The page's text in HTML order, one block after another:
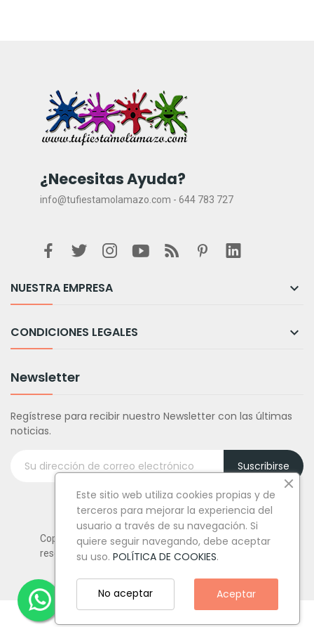
¿Necesitas Ayuda?
info@tufiestamolamazo.com - 644 783 727
NUESTRA EMPRESA 
CONDICIONES LEGALES 
Newsletter
Regístrese para recibir nuestro Newsletter con las últimas
noticias.
Suscribirse
Copyright © Tufiestamolamazo.com - Todos los derechos
reservados.
Este sitio web utiliza cookies propias y de
terceros para mejorar la experiencia del
usuario a través de su navegación. Si
quiere seguir navegando, debe aceptar
su uso. POLÍTICA DE COOKIES.
Aceptar
No aceptar